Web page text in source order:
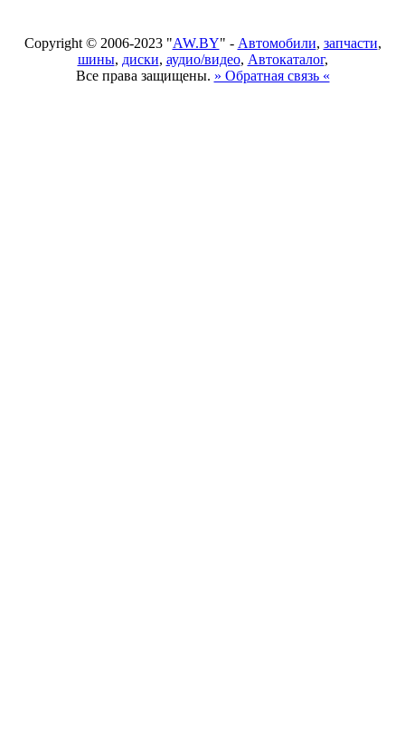
Copyright © 2006-2023 "AW.BY" - Автомобили, запчасти,
шины, диски, аудио/видео, Автокаталог,
Все права защищены. » Обратная связь «